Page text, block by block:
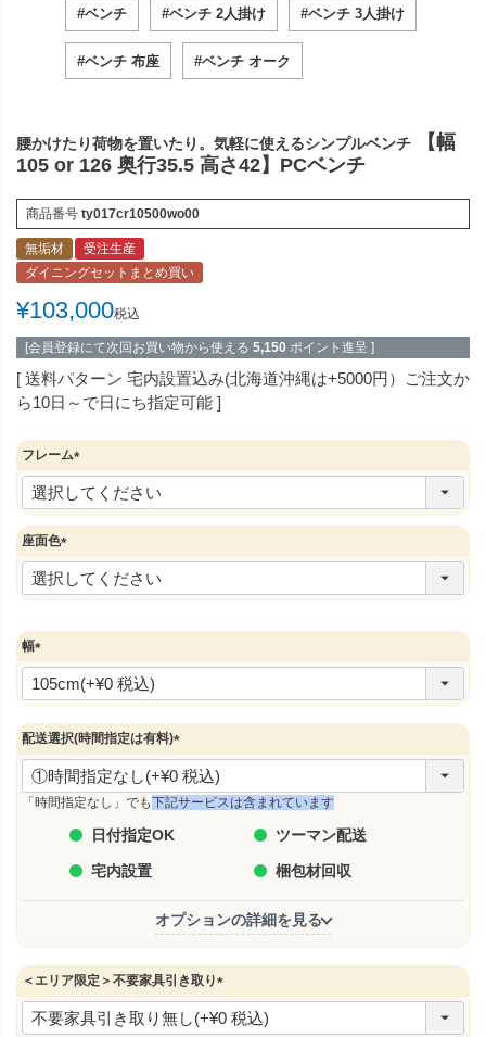
#ベンチ #ベンチ 2人掛け #ベンチ 3人掛け
#ベンチ 布座 #ベンチ オーク
腰かけたり荷物を置いたり。気軽に使えるシンプルベンチ
【幅
105 or 126 奥行35.5 高さ42】PCベンチ
商品番号 ty017cr10500wo00
無垢材
受注生産
ダイニングセットまとめ買い
¥103,000税込
[会員登録にて次回お買い物から使える 5,150 ポイント進呈 ]
送料パターン 宅内設置込み(北海道沖縄は+5000円）ご注文か
ら10日～で日にち指定可能
フレーム
(
必
須
座面色
(
必
須
幅
(
必
須
)
配送選択(時間指定は有料)
(
必
須
「時間指定なし」でも下記サービスは含まれています
日付指定OK ツーマン配送
宅内設置 梱包材回収
オプションの詳細を見る
＜エリア限定＞不要家具引き取り
(
必